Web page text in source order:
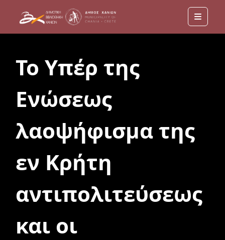
Menu
Το Υπέρ της
Ενώσεως
λαοψήφισμα της
εν Κρήτη
αντιπολιτεύσεως
και οι